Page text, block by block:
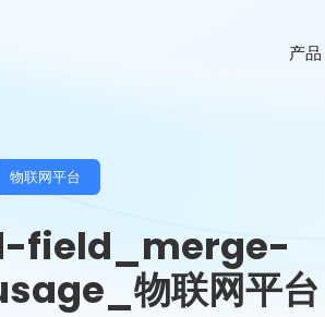
产品
物联网平台
field_merge-
物联网平台